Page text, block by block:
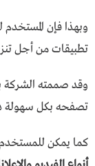
وبهذا فإن
تطبيقات من أجل
وقد صممته الشركة
تصفحه بكل سهولة
كما يمكن